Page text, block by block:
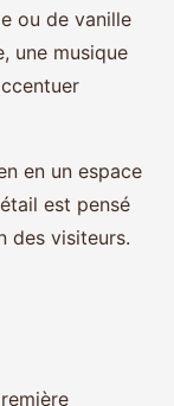
ou de vanille
une musique
en un espace
est pensé
des visiteurs.